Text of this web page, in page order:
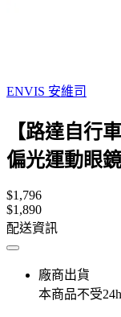
ENVIS 安維司
【路達自行
偏光運動眼
$1,796
$1,890
配送資訊
廠商出貨
本商品不受